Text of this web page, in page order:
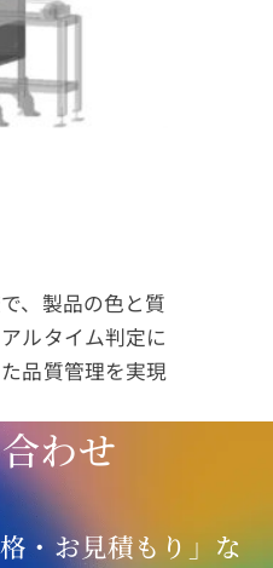
、製品の色と質
ルタイム判定に
品質管理を実現
わせ
・お見積もり」な